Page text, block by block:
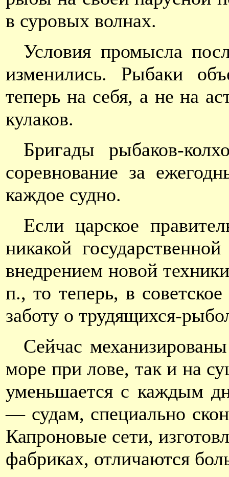
в суровых волнах.
Условия промысла
изменились. Рыбаки
теперь на себя, а не на
кулаков.
Бригады рыбаков-
соревнование за
каждое судно.
Если царское
никакой
внедрением новой
п., то теперь, в
заботу о трудящихся-
Сейчас
море при лове, так и на
уменьшается с каждым
— судам, специально
Капроновые сети,
фабриках, отличаются